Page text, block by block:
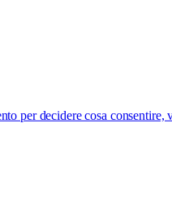
per decidere cosa